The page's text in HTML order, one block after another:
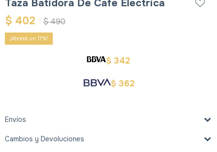
Taza Batidora De Cafe Electrica
$ 402 $490
17
$ 342
$ 362
Envíos
Cambios y Devoluciones